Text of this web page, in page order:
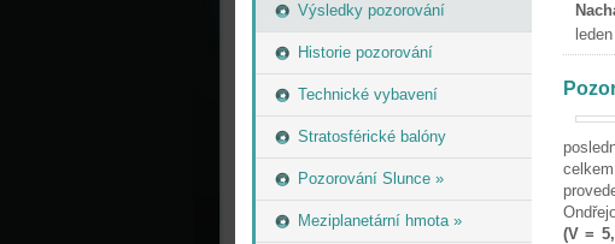
Výsledky pozorování
Historie pozorování
Technické vybavení
Stratosférické balóny
Pozorování Slunce »
Meziplanetární hmota »
(V =